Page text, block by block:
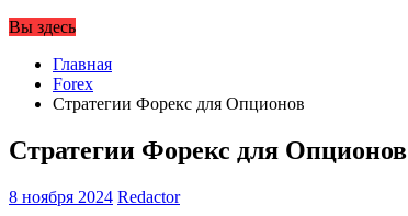
Вы здесь
Главная
Forex
Стратегии Форекс для Опционов
Стратегии Форекс для Опционов
8 ноября 2024 Redactor